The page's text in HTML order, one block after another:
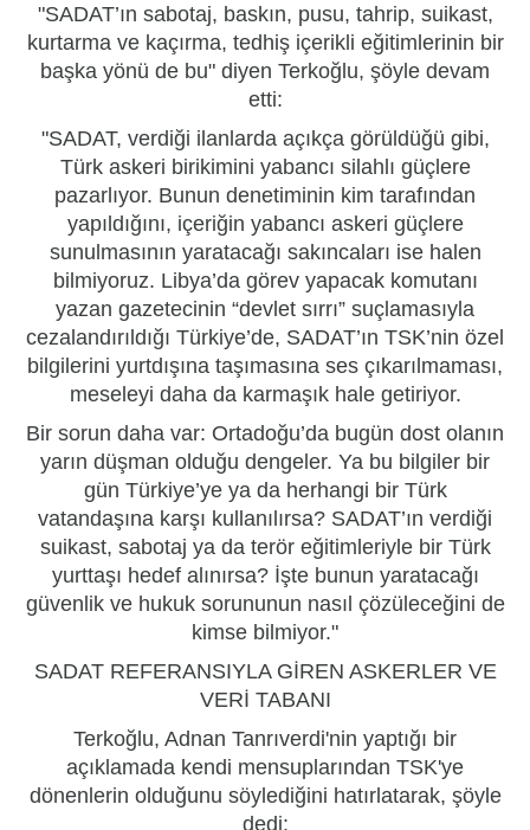
"SADAT’ın sabotaj, baskın, pusu, tahrip, suikast,
kurtarma ve kaçırma, tedhiş içerikli eğitimlerinin bir
başka yönü de bu" diyen Terkoğlu, şöyle devam
etti:
"SADAT, verdiği ilanlarda açıkça görüldüğü gibi,
Türk askeri birikimini yabancı silahlı güçlere
pazarlıyor. Bunun denetiminin kim tarafından
yapıldığını, içeriğin yabancı askeri güçlere
sunulmasının yaratacağı sakıncaları ise halen
bilmiyoruz. Libya’da görev yapacak komutanı
yazan gazetecinin “devlet sırrı” suçlamasıyla
cezalandırıldığı Türkiye’de, SADAT’ın TSK’nin özel
bilgilerini yurtdışına taşımasına ses çıkarılmaması,
meseleyi daha da karmaşık hale getiriyor.
Bir sorun daha var: Ortadoğu’da bugün dost olanın
yarın düşman olduğu dengeler. Ya bu bilgiler bir
gün Türkiye’ye ya da herhangi bir Türk
vatandaşına karşı kullanılırsa? SADAT’ın verdiği
suikast, sabotaj ya da terör eğitimleriyle bir Türk
yurttaşı hedef alınırsa? İşte bunun yaratacağı
güvenlik ve hukuk sorununun nasıl çözüleceğini de
kimse bilmiyor."
SADAT REFERANSIYLA GİREN ASKERLER VE
VERİ TABANI
Terkoğlu, Adnan Tanrıverdi'nin yaptığı bir
açıklamada kendi mensuplarından TSK'ye
dönenlerin olduğunu söylediğini hatırlatarak, şöyle
dedi: